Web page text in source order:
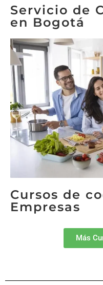
Servicio de
en Bogotá
Cursos de
Empresas
Más